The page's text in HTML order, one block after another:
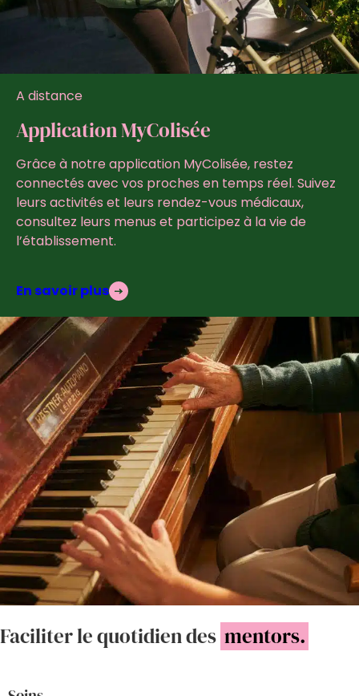
A distance
Application MyColisée
Grâce à notre application MyColisée, restez
connectés avec vos proches en temps réel. Suivez
leurs activités et leurs rendez-vous médicaux,
consultez leurs menus et participez à la vie de
l’établissement.
En savoir plus
Faciliter le quotidien des mentors.